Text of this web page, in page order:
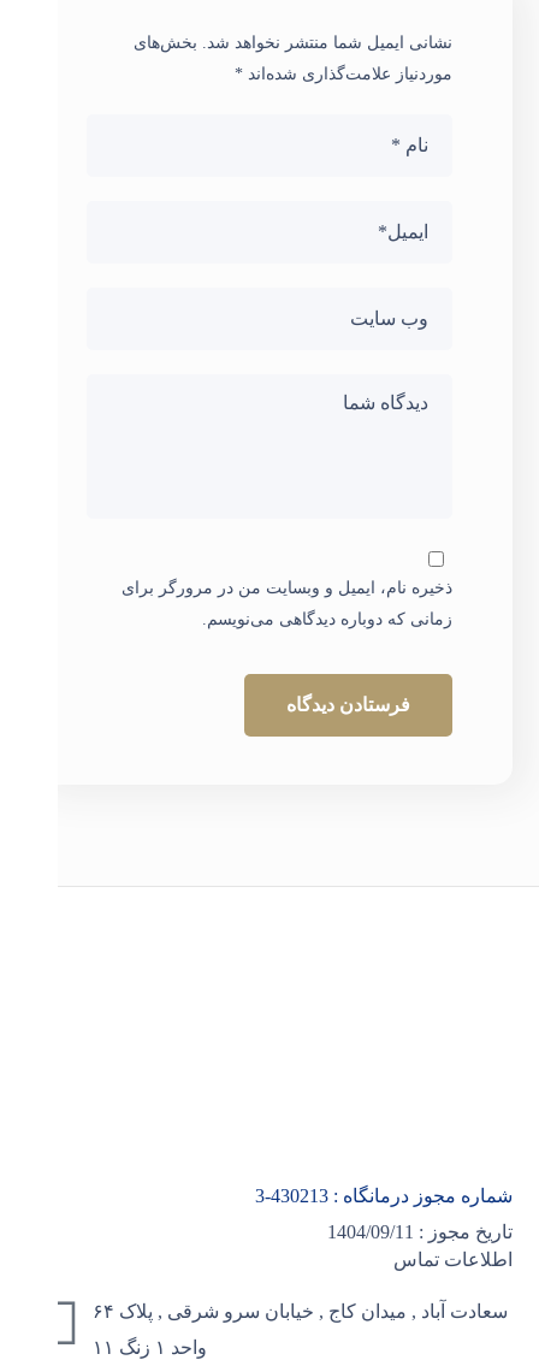
نشانی ایمیل شما منتشر نخواهد شد. بخش‌های
موردنیاز علامت‌گذاری شده‌اند*
ذخیره نام، ایمیل و وبسایت من در مرورگر برای
زمانی که دوباره دیدگاهی می‌نویسم.
شماره مجوز درمانگاه : 430213
-3
تاریخ مجوز : 1404/09/11
اطلاعات تماس
سعادت آباد , میدان کاج , خیابان سرو شرقی , پلاک ۶۴
واحد ۱ زنگ ۱۱